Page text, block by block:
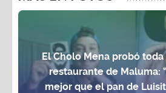
El Cholo Mena probó
restaurante de Maluma:
mejor que el pan de